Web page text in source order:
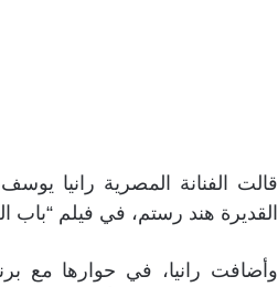
قالت الفنانة المصرية رانيا
القديرة هند رستم، في فيلم “باب